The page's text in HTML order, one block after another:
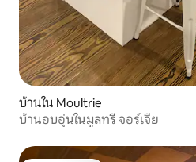
บ้านใน Moultrie
บ้านอบอุ่นในมูลทรี จอร์เจีย